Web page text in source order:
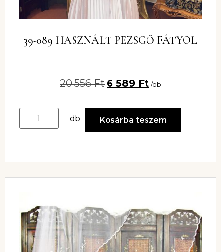
39-089 HASZNÁLT PEZSGŐ FÁTYOL
20 556Ft 6 589 Ft /db
db Kosárba teszem